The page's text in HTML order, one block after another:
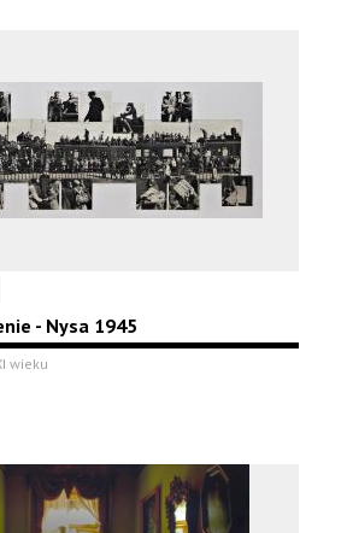
- Nysa 1945
wieku